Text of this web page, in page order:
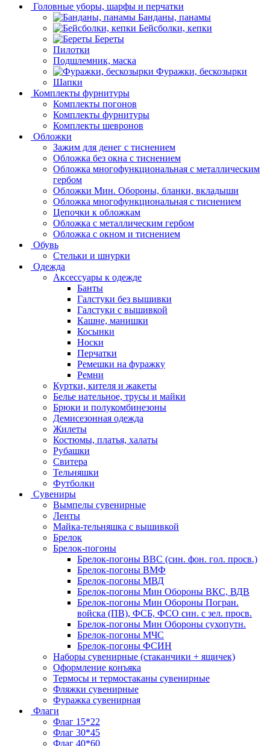
Головные уборы, шарфы и перчатки
Банданы, панамы
Бейсболки, кепки
Береты
Пилотки
Подшлемник, маска
Фуражки, бескозырки
Шапки
Комплекты фурнитуры
Комплекты погонов
Комплекты фурнитуры
Комплекты шевронов
Обложки
Зажим для денег с тиснением
Обложка без окна с тиснением
Обложка многофункциональная с металлическим
гербом
Обложки Мин. Обороны, бланки, вкладыши
Обложка многофункциональная с тиснением
Цепочки к обложкам
Обложка с металлическим гербом
Обложка с окном и тиснением
Обувь
Стельки и шнурки
Одежда
Аксессуары к одежде
Банты
Галстуки без вышивки
Галстуки с вышивкой
Кашне, манишки
Косынки
Носки
Перчатки
Ремешки на фуражку
Ремни
Куртки, кителя и жакеты
Белье нательное, трусы и майки
Брюки и полукомбинезоны
Демисезонная одежда
Жилеты
Костюмы, платья, халаты
Рубашки
Свитера
Тельняшки
Футболки
Сувениры
Вымпелы сувенирные
Ленты
Майка-тельняшка с вышивкой
Брелок
Брелок-погоны
Брелок-погоны ВВС (син. фон. гол. просв.)
Брелок-погоны ВМФ
Брелок-погоны МВД
Брелок-погоны Мин Обороны ВКС, ВДВ
Брелок-погоны Мин Обороны Погран.
войска (ПВ), ФСБ, ФСО син. с зел. просв.
Брелок-погоны Мин Обороны сухопутн.
Брелок-погоны МЧС
Брелок-погоны ФСИН
Наборы сувенирные (стаканчики + ящичек)
Оформление конъяка
Термосы и термостаканы сувенирные
Фляжки сувенирные
Фуражка сувенирная
Флаги
Флаг 15*22
Флаг 30*45
Флаг 40*60